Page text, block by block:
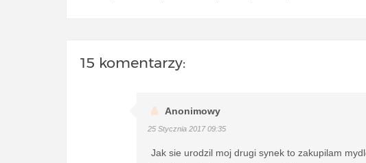
15 komentarzy:
Anonimowy
25 Stycznia 2017 09:35
Jak sie urodzil moj drugi synek to zakupilam